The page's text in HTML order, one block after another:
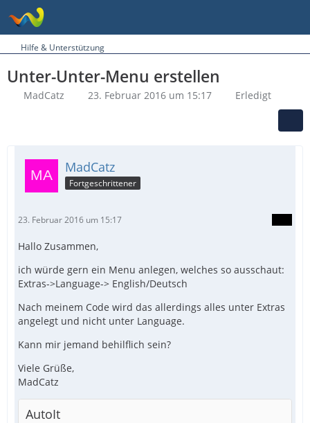
Hilfe & Unterstützung
Unter-Unter-Menu erstellen
MadCatz 23. Februar 2016 um 15:17 Erledigt
MadCatz
Fortgeschrittener
23. Februar 2016 um 15:17
Hallo Zusammen,
ich würde gern ein Menu anlegen, welches so ausschaut:
Extras->Language-> English/Deutsch
Nach meinem Code wird das allerdings alles unter Extras
angelegt und nicht unter Language.
Kann mir jemand behilflich sein?
Viele Grüße,
MadCatz
AutoIt